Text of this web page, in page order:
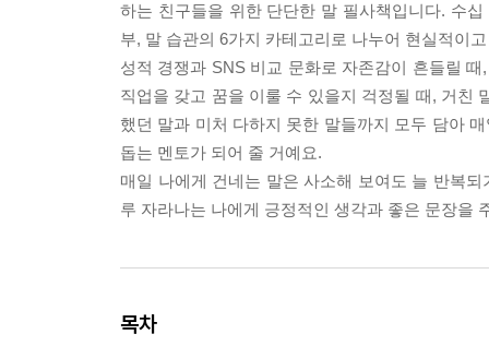
하는 친구들을 위한 단단한 말 필사책입니다. 수
부, 말 습관의 6가지 카테고리로 나누어 현실적이
성적 경쟁과 SNS 비교 문화로 자존감이 흔들릴
직업을 갖고 꿈을 이룰 수 있을지 걱정될 때, 거친
했던 말과 미처 다하지 못한 말들까지 모두 담아
돕는 멘토가 되어 줄 거예요.
매일 나에게 건네는 말은 사소해 보여도 늘 반복
루 자라나는 나에게 긍정적인 생각과 좋은 문장을
목차